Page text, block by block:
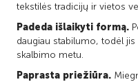
tekstilės tradicijų ir vietos
Padeda išlaikyti formą.
daugiau stabilumo, todėl
skalbimo metu.
Paprasta priežiūra.